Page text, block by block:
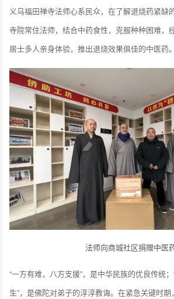
义乌福田禅寺法师心系民众，在了解退烧药紧缺
寺院常住法师，结合中药食性，克服种种困难，
居士多人亲身体验，推出退烧效果俱佳的中医药。
法师向商城社区捐赠中医
“一方有难，八方支援”，是中华民族的优良传统
生”，是佛陀对弟子的淳淳教诲。在紧急关键时